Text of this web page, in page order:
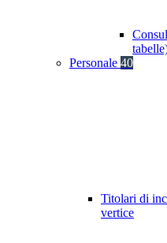
Personale 40
Titolari di
vertice